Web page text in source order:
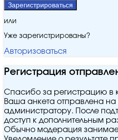
Зарегистрироваться
или
Уже зарегистрированы?
Авторизоваться
Регистрация
Спасибо за регистрацию в
Ваша анкета отправлена
администратору. После
доступ к дополнительным
Обычно модерация